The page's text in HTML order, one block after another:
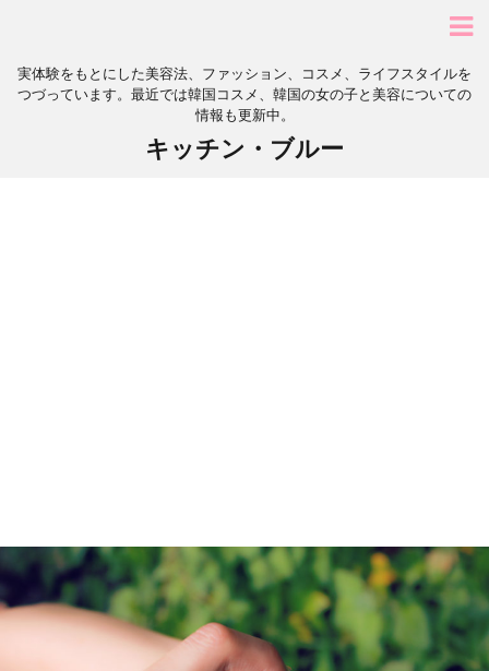
実体験をもとにした美容法、ファッション、コスメ、ライフスタイルを
つづっています。最近では韓国コスメ、韓国の女の子と美容についての
情報も更新中。
キッチン・ブルー